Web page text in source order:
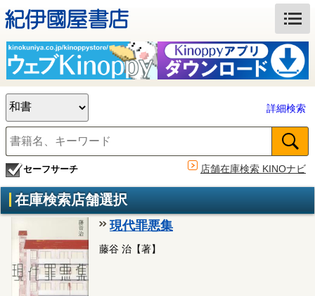
詳細検索
セーフサーチ 店舗在庫検索 KINOナビ
在庫検索店舗選択
現代罪悪集
藤谷 治【著】